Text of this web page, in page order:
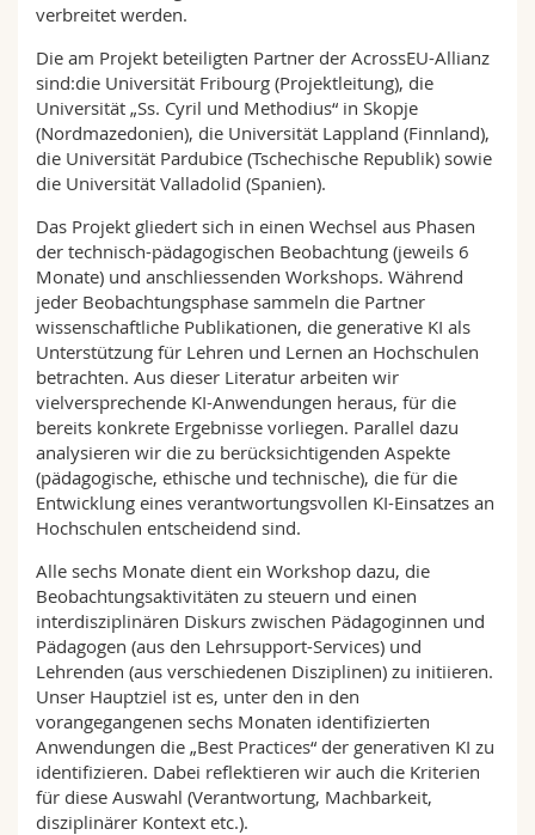
verbreitet werden.
Die am Projekt beteiligten Partner der AcrossEU-Allianz
sind:die Universität Fribourg (Projektleitung), die
Universität „Ss. Cyril und Methodius“ in Skopje
(Nordmazedonien), die Universität Lappland (Finnland),
die Universität Pardubice (Tschechische Republik) sowie
die Universität Valladolid (Spanien).
Das Projekt gliedert sich in einen Wechsel aus Phasen
der technisch-pädagogischen Beobachtung (jeweils 6
Monate) und anschliessenden Workshops. Während
jeder Beobachtungsphase sammeln die Partner
wissenschaftliche Publikationen, die generative KI als
Unterstützung für Lehren und Lernen an Hochschulen
betrachten. Aus dieser Literatur arbeiten wir
vielversprechende KI-Anwendungen heraus, für die
bereits konkrete Ergebnisse vorliegen. Parallel dazu
analysieren wir die zu berücksichtigenden Aspekte
(pädagogische, ethische und technische), die für die
Entwicklung eines verantwortungsvollen KI-Einsatzes an
Hochschulen entscheidend sind.
Alle sechs Monate dient ein Workshop dazu, die
Beobachtungsaktivitäten zu steuern und einen
interdisziplinären Diskurs zwischen Pädagoginnen und
Pädagogen (aus den Lehrsupport-Services) und
Lehrenden (aus verschiedenen Disziplinen) zu initiieren.
Unser Hauptziel ist es, unter den in den
vorangegangenen sechs Monaten identifizierten
Anwendungen die „Best Practices“ der generativen KI zu
identifizieren. Dabei reflektieren wir auch die Kriterien
für diese Auswahl (Verantwortung, Machbarkeit,
disziplinärer Kontext etc.).